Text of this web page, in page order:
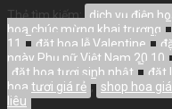
Thẻ tìm kiếm: dịch vụ điện
hoa chúc mừng khai trương ,
11 , đặt hoa lễ Valentine ,
ngày Phụ nữ Việt Nam 20 10
đặt hoa tươi sinh nhật , đặt
hoa tươi giá rẻ , shop hoa
liêu